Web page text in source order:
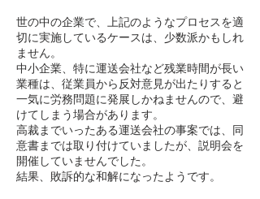
世の中の企業で、上記のようなプロセスを適
切に実施しているケースは、少数派かもしれ
ません。
中小企業、特に運送会社など残業時間が長い
業種は、従業員から反対意見が出たりすると
一気に労務問題に発展しかねませんので、避
けてしまう場合があります。
高裁までいったある運送会社の事案では、同
意書までは取り付けていましたが、説明会を
開催していませんでした。
結果、敗訴的な和解になったようです。